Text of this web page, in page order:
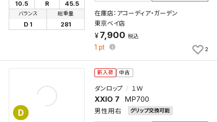
10.5 R 45.5
バランス
D 1
総重量
281
在庫店：アコーディア・ガーデン
東京ベイ店
7,900 税込
1 pt 2
D
新入荷 中古
ダンロップ １Ｗ
XXIO 7 MP700
男性用右 グリップ交換可能
が入荷した際に、メール及びお客様のアカウント内の
「お知らせ」で通知します。
保存された検索条件は変更できません。
保存する